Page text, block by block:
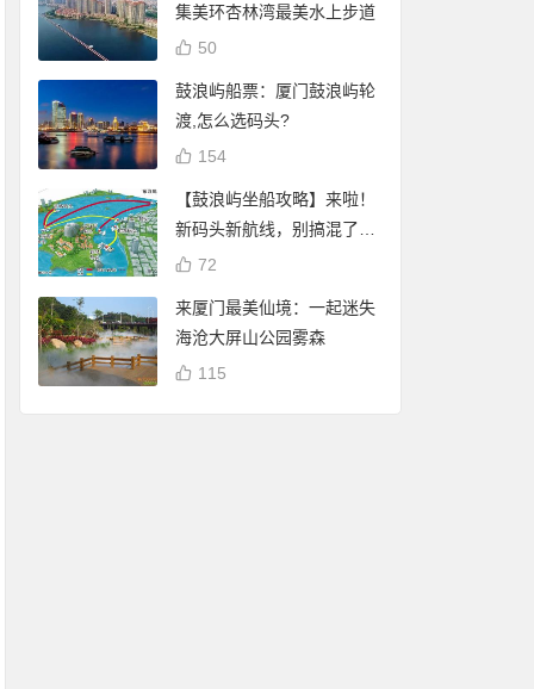
集美环杏林湾最美水上步道
50
鼓浪屿船票：厦门鼓浪屿轮
渡,怎么选码头?
154
【鼓浪屿坐船攻略】来啦！
新码头新航线，别搞混了
哦！72
来厦门最美仙境：一起迷失
海沧大屏山公园雾森
115